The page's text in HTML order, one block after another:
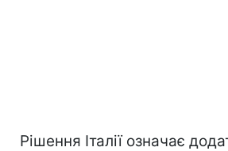
Рішення Італії означає